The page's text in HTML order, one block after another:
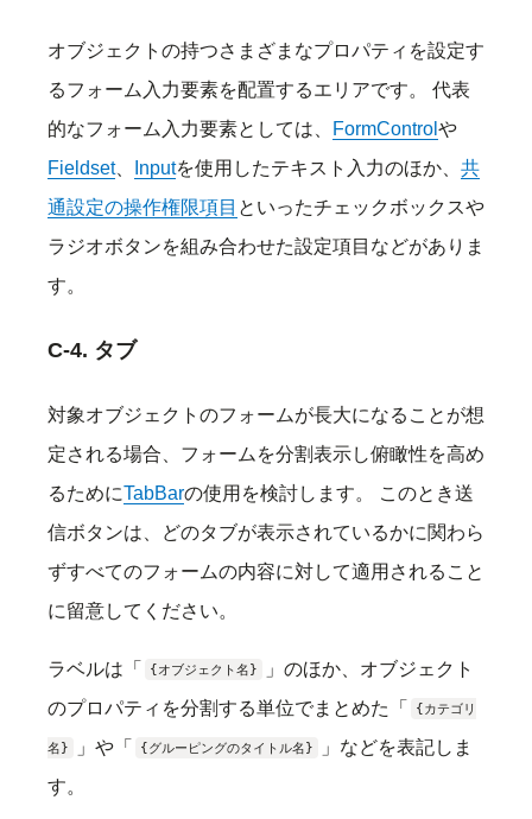
オブジェクトの持つさまざまなプロパティを設定す
るフォーム入力要素を配置するエリアです。 代表
的なフォーム入力要素としては、
FormControl や
Fieldset、 Inputを使用したテキスト入力のほか、 共
通設定の操作権限項目 といったチェックボックスや
ラジオボタンを組み合わせた設定項目などがありま
す。
C-4. タブ
対象オブジェクトのフォームが長大になることが想
定される場合、フォームを分割表示し俯瞰性を高め
るためにTabBarの使用を検討します。 このとき送
信ボタンは、どのタブが表示されているかに関わら
ずすべてのフォームの内容に対して適用されること
に留意してください。
ラベルは「 {オブジェクト名}
」のほか、オブジェクト
のプロパティを分割する単位でまとめた「
{カテゴリ
名} 」や「 {グルーピングのタイトル名}
」などを表記しま
す。